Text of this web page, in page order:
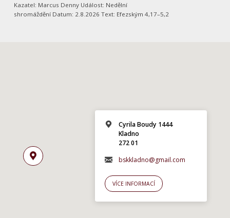
Kazatel: Marcus Denny Událost: Nedělní
shromáždění Datum: 2.8.2026 Text: Efezským 4,17–5,2
Cyrila Boudy 1444
Kladno
272 01
bskkladno@gmail.com
VÍCE INFORMACÍ